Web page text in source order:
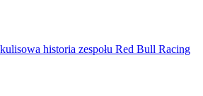
historia zespołu Red Bull Racing